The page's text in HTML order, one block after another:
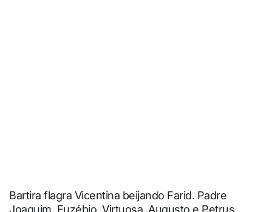
Bartira flagra Vicentina beijando Farid. Padre
Joaquim, Euzébio, Virtuosa, Augusto e Petrus